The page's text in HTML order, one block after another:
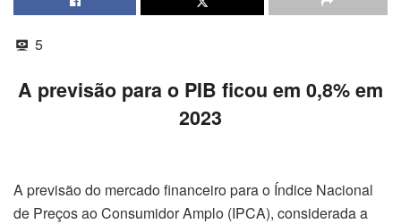
5
A previsão para o PIB ficou em 0,8% em
2023
A previsão do mercado financeiro para o Índice Nacional
de Preços ao Consumidor Amplo (IPCA), considerada a